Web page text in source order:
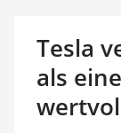
Tesla
als